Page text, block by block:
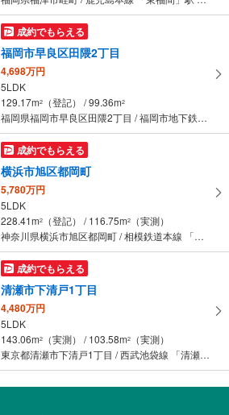
成約でもらえる
福岡市早良区田隈2丁目
4,698万円
5LDK
129.17m2 （登記） / 99.36m2
福岡県福岡市早良区田隈2丁目 / 福岡市地下鉄七隈線 「賀茂」駅 徒歩9分
成約でもらえる
横浜市旭区都岡町
5,780万円
5LDK
228.41m2 （登記） / 116.75m2
（実測）
神奈川県横浜市旭区都岡町 / 相模鉄道本線 「鶴ケ峰」駅 バス11分 下宿 バス停下車 徒歩4分
成約でもらえる
清瀬市下清戸1丁目
4,480万円
5LDK
143.06m2 （実測） / 103.58m2
（実測）
東京都清瀬市下清戸1丁目 / 西武池袋線 「清瀬」駅 徒歩29分